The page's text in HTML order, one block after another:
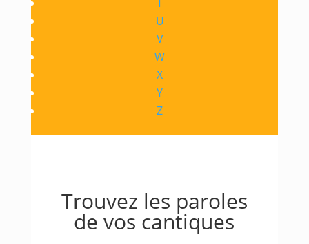
U
V
W
X
Y
Z
Trouvez les paroles
de vos cantiques